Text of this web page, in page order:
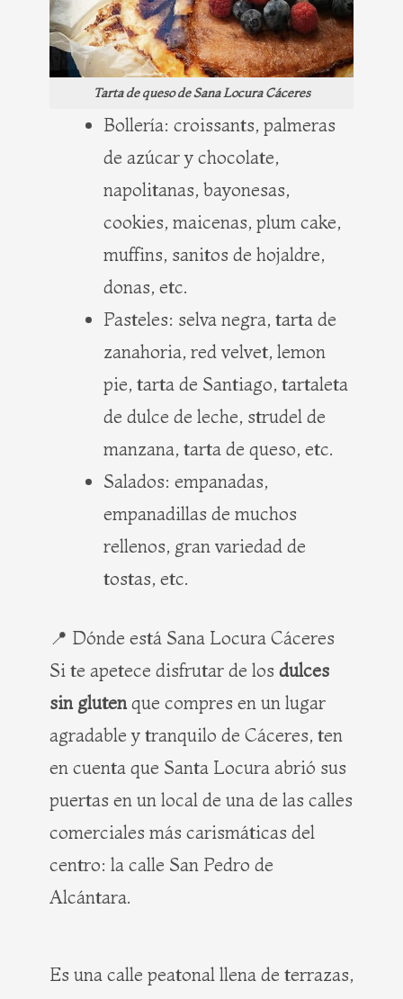
Tarta de queso de Sana Locura Cáceres
Bollería: croissants, palmeras
de azúcar y chocolate,
napolitanas, bayonesas,
cookies, maicenas, plum cake,
muffins, sanitos de hojaldre,
donas, etc.
Pasteles: selva negra, tarta de
zanahoria, red velvet, lemon
pie, tarta de Santiago, tartaleta
de dulce de leche, strudel de
manzana, tarta de queso, etc.
Salados: empanadas,
empanadillas de muchos
rellenos, gran variedad de
tostas, etc.
📍 Dónde está Sana Locura Cáceres
Si te apetece disfrutar de los dulces
sin glutenque compres en un lugar
agradable y tranquilo de Cáceres, ten
en cuenta que Santa Locura abrió sus
puertas en un local de una de las calles
comerciales más carismáticas del
centro: la calle San Pedro de
Alcántara.
Es una calle peatonal llena de terrazas,